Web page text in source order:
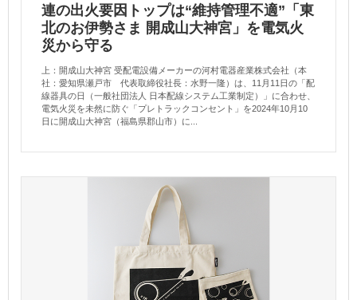
連の出火要因トップは“維持管理不適”「東
北のお伊勢さま 開成山大神宮」を電気火
災から守る
上：開成山大神宮 受配電設備メーカーの河村電器産業株式会社（本
社：愛知県瀬戸市 代表取締役社長：水野一隆）は、11月11日の「配
線器具の日（一般社団法人 日本配線システム工業制定）」に合わせ、
電気火災を未然に防ぐ「プレトラックコンセント」を2024年10月10
日に開成山大神宮（福島県郡山市）に...